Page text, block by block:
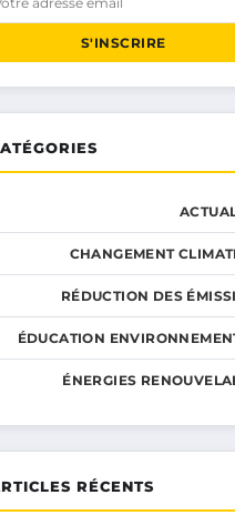
S'INSCRIRE
CHANGEMENT
RÉDUCTION DES
ÉDUCATION
ÉNERGIES
RÉCENTS